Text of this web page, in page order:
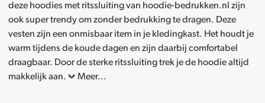
deze hoodies met ritssluiting van hoodie-bedrukken.nl zijn
ook super trendy om zonder bedrukking te dragen. Deze
vesten zijn een onmisbaar item in je kledingkast. Het houdt je
warm tijdens de koude dagen en zijn daarbij comfortabel
draagbaar. Door de sterke ritssluiting trek je de hoodie altijd
makkelijk aan.
Meer...